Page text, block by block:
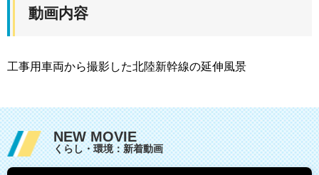
動画内容
工事用車両から撮影した北陸新幹線の延伸風景
NEW MOVIE
くらし・環境：新着動画